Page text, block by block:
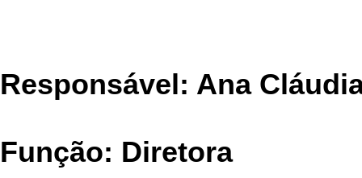
Responsável: Ana
Função: Diretora